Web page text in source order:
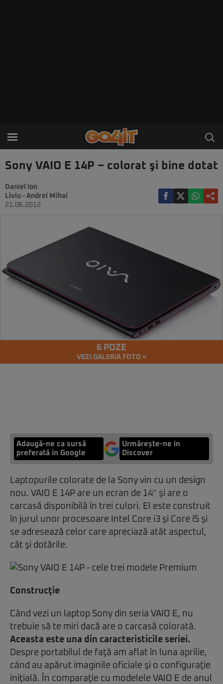
Sony VAIO E 14P – colorat şi bine dotat
Daniel Ion
Liviu - Andrei Mihai
21.06.2012
6 POZE
VEZI GALERIA FOTO »
Adaugă-ne ca sursă
preferată în Google
Urmărește-ne in
Discover
Laptopurile colorate de la Sony vin cu un design
nou. VAIO E 14P are un ecran de 14″ şi are o
carcasă disponibilă în trei culori. El este construit
în jurul unor procesoare Intel Core i3 şi Core i5 şi
se adresează celor care apreciază atât aspectul,
cât şi dotările.
Construcţie
Când vezi un laptop Sony din seria VAIO E, nu
trebuie să te miri dacă are o carcasă colorată.
Aceasta este una din caracteristicile seriei.
Despre portabilul de faţă am aflat în luna aprilie,
când au apărut imaginile oficiale şi o configuraţie
iniţială. În comparaţie cu modelele VAIO E de anul